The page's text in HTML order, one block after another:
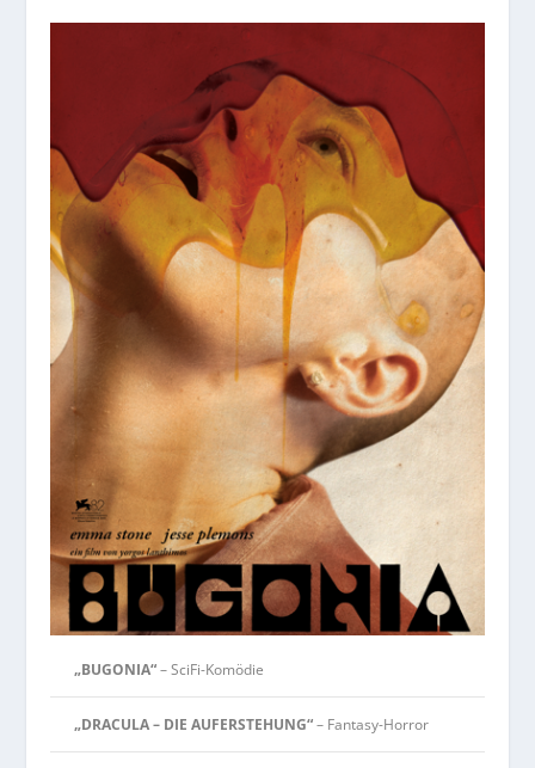
„BUGONIA“– SciFi-Komödie
„DRACULA – DIE AUFERSTEHUNG“– Fantasy-Horror